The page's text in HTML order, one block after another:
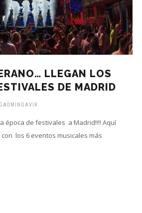
LLEGAN LOS
DE MADRID
época de festivales a Madrid!!!! Aquí
los 6 eventos musicales más